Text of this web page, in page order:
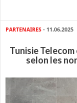
PARTENAIRES - 11.06.2025
Tunisie
selon les